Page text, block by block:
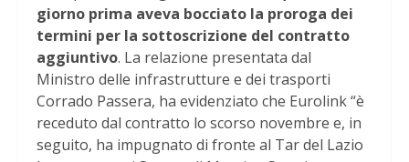
giorno prima aveva bocciato la proroga dei
termini per la sottoscrizione del contratto
aggiuntivo. La relazione presentata dal
Ministro delle infrastrutture e dei trasporti
Corrado Passera, ha evidenziato che Eurolink “è
receduto dal contratto lo scorso novembre e, in
seguito, ha impugnato di fronte al Tar del Lazio